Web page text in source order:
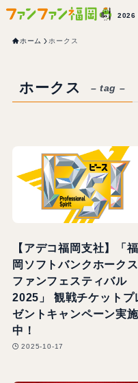
ホーム ホークス
ホークス – tag –
【アデコ福岡支社】「福
岡ソフトバンクホークス
ファンフェスティバル
2025」 観戦チケットプ
ゼントキャンペーン実施
中！
2025-10-17